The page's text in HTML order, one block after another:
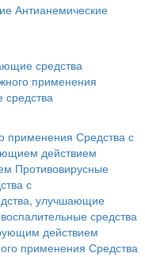
Антианемические
средства
применения
средства
применения Средства с
действием
Противовирусные
с
улучшающие
средства
действием
применения Средства